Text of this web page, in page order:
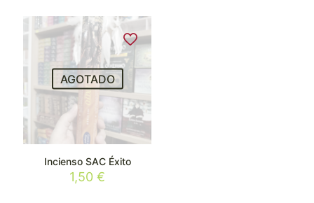
era:
2,50 €.
es:
2,00 €.
AGOTADO
Incienso SAC Éxito
1,50€